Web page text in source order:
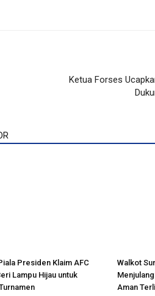
Ketua Forses
Presiden Klaim AFC
Lampu Hijau untuk
Walkot
Aman